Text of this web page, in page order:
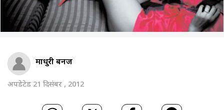
माधुरी बनर्जी
अपडेटेड 21 दिसंबर , 2012